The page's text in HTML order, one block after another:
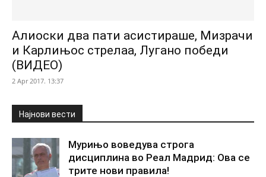
Алиоски два пати асистираше, Мизрачи
и Карлињос стрелаа, Лугано победи
(ВИДЕО)
2 Apr 2017. 13:37
Најнови вести
Мурињо воведува строга
дисциплина во Реал Мадрид: Ова се
трите нови правила!